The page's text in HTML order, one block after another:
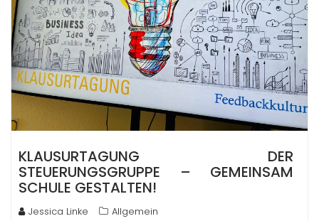
KLAUSURTAGUNG DER
STEUERUNGSGRUPPE – GEMEINSAM
SCHULE GESTALTEN!
Jessica Linke
Allgemein